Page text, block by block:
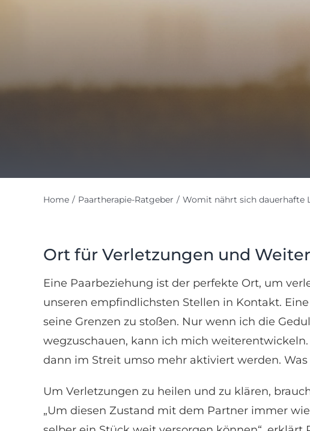
Home Paartherapie-Ratgeber Womit nährt sich dauerhafte
Ort für Verletzungen und
Eine Paarbeziehung ist der perfekte Ort, um
unseren empfindlichsten Stellen in Kontakt.
seine Grenzen zu stoßen. Nur wenn ich die
wegzuschauen, kann ich mich
dann im Streit umso mehr aktiviert werden.
Um Verletzungen zu heilen und zu klären,
„Um diesen Zustand mit dem Partner immer